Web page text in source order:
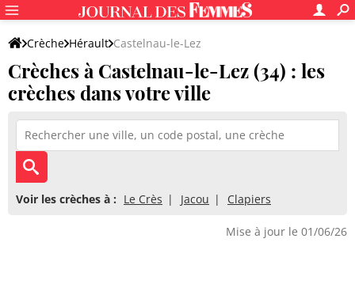
Crèche Hérault Castelnau-le-Lez
Crèches à Castelnau-le-Lez (34) : les
crèches dans votre ville
Voir les crèches à : Le Crès Jacou Clapiers
Mise à jour le 01/06/26